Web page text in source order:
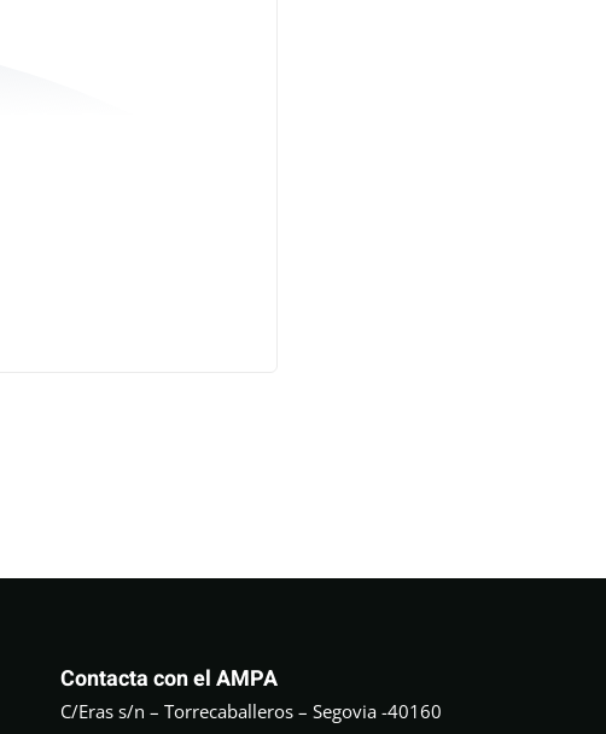
Contacta con el AMPA
C/Eras s/n – Torrecaballeros – Segovia -40160